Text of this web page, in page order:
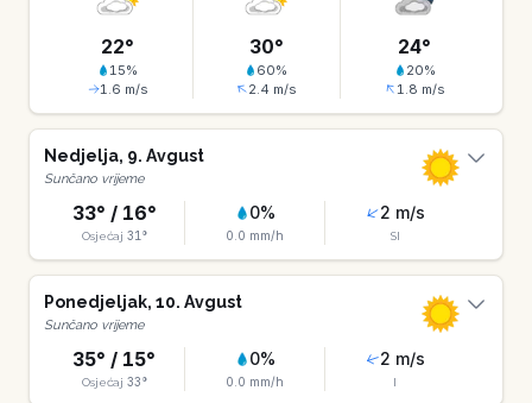
22°
15%
1.6 m/s
30°
60%
2.4 m/s
24°
20%
1.8 m/s
Nedjelja, 9. Avgust
Sunčano vrijeme
33° / 16°
Osjećaj 31 °
0%
0.0 mm/h
2 m/s
SI
Ponedjeljak, 10. Avgust
Sunčano vrijeme
35° / 15°
Osjećaj 33°
0%
0.0 mm/h
2 m/s
I